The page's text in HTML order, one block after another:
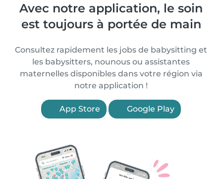
Avec notre application, le soin
est toujours à portée de main
Consultez rapidement les jobs de babysitting et
les babysitters, nounous ou assistantes
maternelles disponibles dans votre région via
notre application !
App Store Google Play